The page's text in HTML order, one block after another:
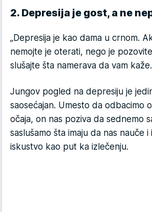
2. Depresija je gost, a ne
„Depresija je kao dama u crnom.
nemojte je oterati, nego je
slušajte šta namerava da vam kaže.
Jungov pogled na depresiju je
saosećajan. Umesto da odbacimo
očaja, on nas poziva da sednemo
saslušamo šta imaju da nas nauče
iskustvo kao put ka izlečenju.